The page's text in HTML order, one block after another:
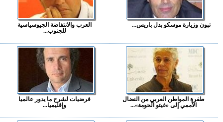
تبون وزيارة موسكو بدل باريس...
العرب والانتفاضة الجيوسياسية
للجنوب...
طفرة المواطن العربي من النضال
الأممي إلى «غيتو الحومة»...
فرضيات لشرح ما يدور عالميا
وإقليميا...